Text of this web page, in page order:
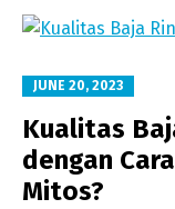
JUNE 20, 2023
Kualitas
dengan
Mitos?